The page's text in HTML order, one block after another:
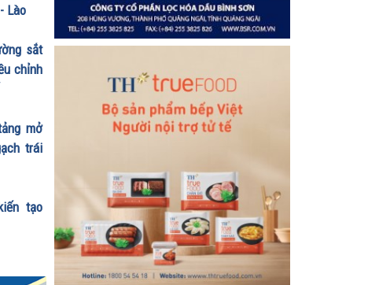
Lào
sắt
chỉnh
mở
trái
tạo